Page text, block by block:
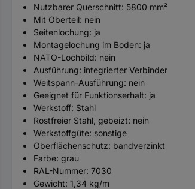
Nutzbarer Querschnitt: 5800 mm²
Mit Oberteil: nein
Seitenlochung: ja
Montagelochung im Boden: ja
NATO-Lochbild: nein
Ausführung: integrierter Verbinder
Weitspann-Ausführung: nein
Geeignet für Funktionserhalt: ja
Werkstoff: Stahl
Rostfreier Stahl, gebeizt: nein
Werkstoffgüte: sonstige
Oberflächenschutz: bandverzinkt
Farbe: grau
RAL-Nummer: 7030
Gewicht: 1,34 kg/m